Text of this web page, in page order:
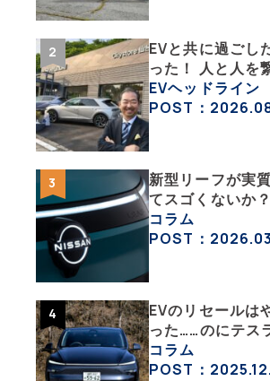
EVと共に過ごし
った！ 人と人を
い相棒、それが
研究所のリアル
EVヘッドライン
POST：
新型リーフが実
てスゴくないか
グレード「B5」
チェックした
コラム
POST：
EVのリセールは
った……のにテス
ってどういうこ
沼にはまった大
コラム
POST：